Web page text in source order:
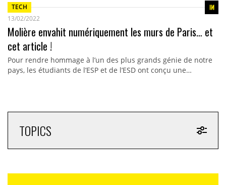
TECH
13/02/2022
Molière envahit numériquement les murs de Paris… et
cet article !
Pour rendre hommage à l’un des plus grands génie de notre
pays, les étudiants de l’ESP et de l’ESD ont conçu une…
TOPICS